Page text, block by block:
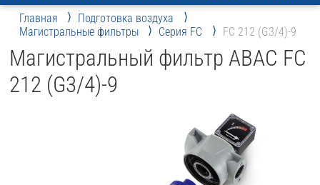
Главная
Подготовка воздуха
Магистральные фильтры
Серия FC FC 212 (G3/4)-9
Магистральный фильтр ABAC FC
212 (G3/4)-9